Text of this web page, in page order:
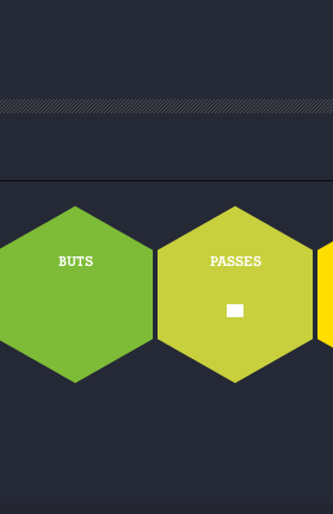
BUTS PASSES
-